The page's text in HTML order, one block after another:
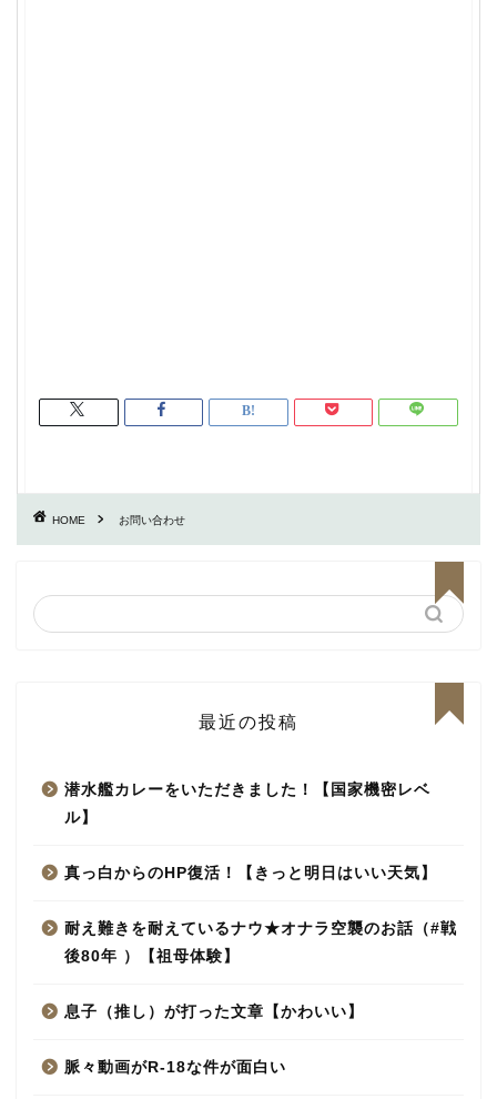
HOME お問い合わせ
最近の投稿
潜水艦カレーをいただきました！【国家機密レベ
ル】
真っ白からのHP復活！【きっと明日はいい天気】
耐え難きを耐えているナウ★オナラ空襲のお話（#戦
後80年 ）【祖母体験】
息子（推し）が打った文章【かわいい】
脈々動画がR-18な件が面白い